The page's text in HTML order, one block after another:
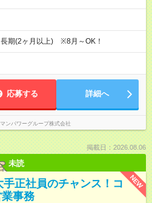
期(2ヶ月以上) ※8月～OK！
応募する 詳細へ
マンパワーグループ株式会社
掲載日：2026.08.06
未読
NEW
手正社員のチャンス！コ
事務